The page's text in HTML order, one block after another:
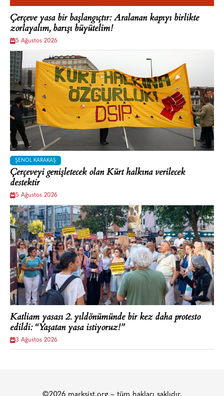
Çerçeve yasa bir başlangıçtır: Aralanan kapıyı birlikte
zorlayalım, barışı büyütelim!
5 Ağustos 2026
ŞENOL KARAKAŞ
Çerçeveyi genişletecek olan Kürt halkına verilecek
destektir
5 Ağustos 2026
Katliam yasası 2. yıldönümünde bir kez daha protesto
edildi: “Yaşatan yasa istiyoruz!”
3 Ağustos 2026